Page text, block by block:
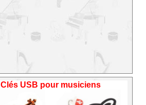
Clés USB pour musiciens